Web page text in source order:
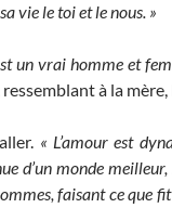
vie le toi et le nous. »
un vrai homme et
ressemblant à la
« L’amour est
d’un monde
faisant ce que